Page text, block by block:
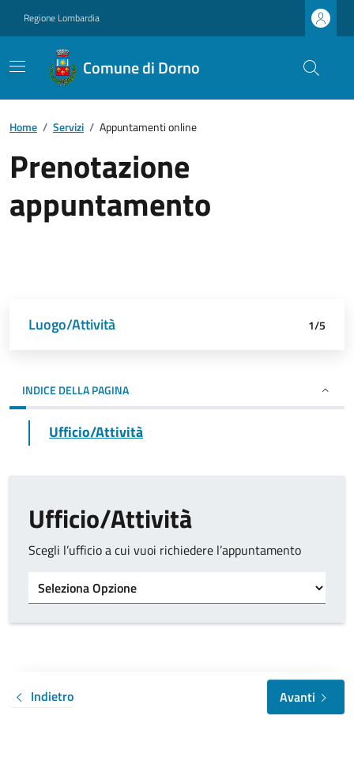
Regione Lombardia
Comune di Dorno
Home / Servizi / Appuntamenti online
Prenotazione
appuntamento
Luogo/Attività
Dettagli appuntamento
Richiedente
Data e orario
Riepilogo 1/5
INDICE DELLA PAGINA
Ufficio/Attività
Ufficio/Attività
Scegli l’ufficio a cui vuoi richiedere l’appuntamento
Indietro Avanti